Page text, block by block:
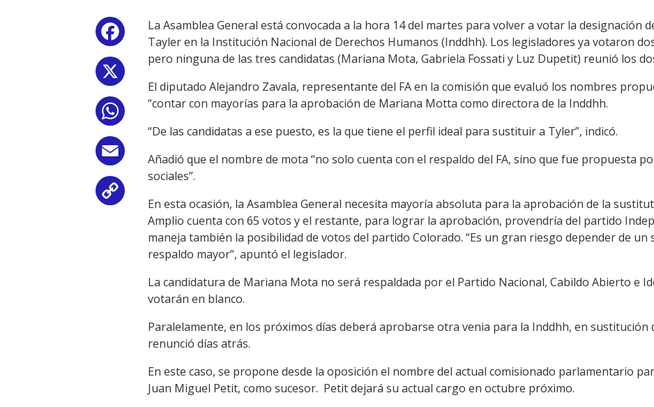
Facebook
Email
Link
La Asamblea General está convocada a la hora 14 del martes para volver a votar la designación
Tayler en la Institución Nacional de Derechos Humanos (Inddhh). Los legisladores ya votaron
pero ninguna de las tres candidatas (Mariana Mota, Gabriela Fossati y Luz Dupetit) reunió los
El diputado Alejandro Zavala, representante del FA en la comisión que evaluó los nombres
“contar con mayorías para la aprobación de Mariana Motta como directora de la Inddhh.
“De las candidatas a ese puesto, es la que tiene el perfil ideal para sustituir a Tyler”, indicó.
Añadió que el nombre de mota “no solo cuenta con el respaldo del FA, sino que fue propuesta
sociales”.
En esta ocasión, la Asamblea General necesita mayoría absoluta para la aprobación de la
Amplio cuenta con 65 votos y el restante, para lograr la aprobación, provendría del partido
maneja también la posibilidad de votos del partido Colorado. “Es un gran riesgo depender de
respaldo mayor”, apuntó el legislador.
La candidatura de Mariana Mota no será respaldada por el Partido Nacional, Cabildo Abierto e
votarán en blanco.
Paralelamente, en los próximos días deberá aprobarse otra venia para la Inddhh, en sustitución
renunció días atrás.
En este caso, se propone desde la oposición el nombre del actual comisionado parlamentario
Juan Miguel Petit, como sucesor. Petit dejará su actual cargo en octubre próximo.